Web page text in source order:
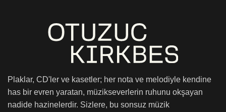
Plaklar, CD'ler ve kasetler; her nota ve melodiyle kendine
has bir evren yaratan, müzikseverlerin ruhunu okşayan
nadide hazinelerdir. Sizlere, bu sonsuz müzik